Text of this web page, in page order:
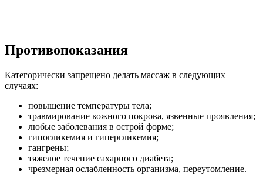
Противопоказания
Категорически запрещено делать массаж в следующих
случаях:
повышение температуры тела;
травмирование кожного покрова, язвенные проявления;
любые заболевания в острой форме;
гипогликемия и гипергликемия;
гангрены;
тяжелое течение сахарного диабета;
чрезмерная ослабленность организма, переутомление.